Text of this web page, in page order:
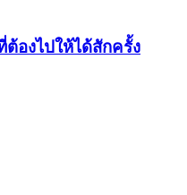
ต้องไปให้ได้สักครั้ง